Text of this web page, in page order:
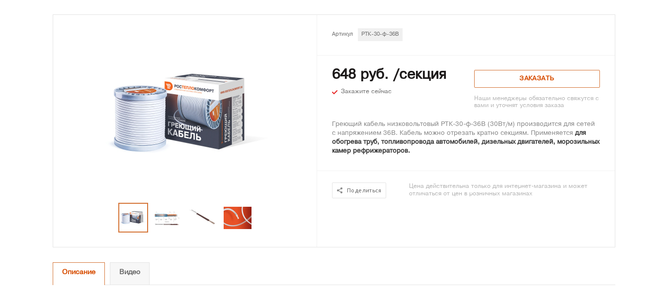
Артикул РТК-30-ф-36В
648 руб. /секция
Закажите сейчас
ЗАКАЗАТЬ
Наши менеджеры обязательно свяжутся с
вами и уточнят условия заказа
Греющий кабель низковольтовый РТК-30-ф-36В (30Вт/м) производится для сетей
с напряжением 36В. Кабель можно отрезать кратно секциям. Применяетсядля
обогрева труб, топливопровода автомобилей, дизельных двигателей, морозильных
камер рефрижераторов.
Поделиться
Цена действительна только для интернет-магазина и может
отличаться от цен в розничных магазинах
Описание Видео